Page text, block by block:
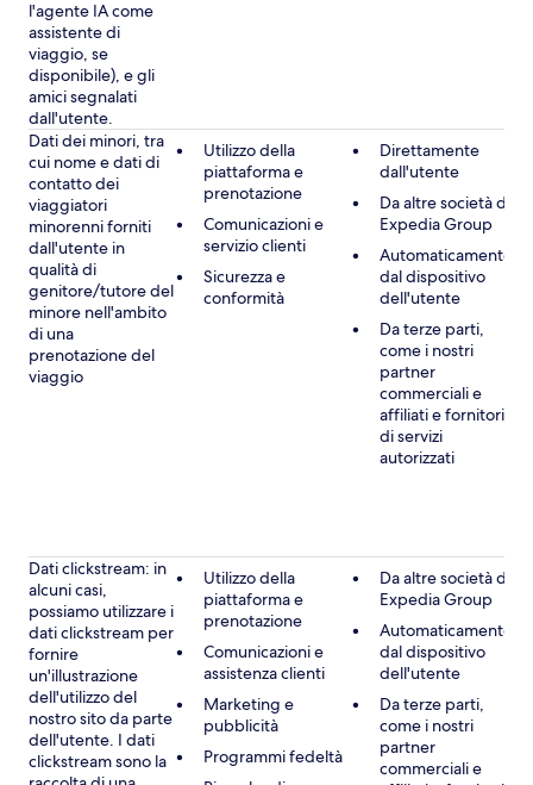
l'agente IA come
assistente di
viaggio, se
disponibile), e gli
amici segnalati
dall'utente.
Dati dei minori, tra
cui nome e dati di
contatto dei
viaggiatori
minorenni forniti
dall'utente in
qualità di
genitore/tutore del
minore nell'ambito
di una
prenotazione del
viaggio
Utilizzo della
piattaforma e
prenotazione
Comunicazioni e
servizio clienti
Sicurezza e
conformità
Direttamente
dall'utente
Da altre società di
Expedia Group
Automaticamente
dal dispositivo
dell'utente
Da terze parti,
come i nostri
partner
commerciali e
affiliati e fornitori
di servizi
autorizzati
Dati clickstream: in
alcuni casi,
possiamo utilizzare i
dati clickstream per
fornire
un'illustrazione
dell'utilizzo del
nostro sito da parte
dell'utente. I dati
clickstream sono la
Utilizzo della
piattaforma e
prenotazione
Comunicazioni e
assistenza clienti
Marketing e
pubblicità
Programmi fedeltà
Da altre società di
Expedia Group
Automaticamente
dal dispositivo
dell'utente
Da terze parti,
come i nostri
partner
commerciali e